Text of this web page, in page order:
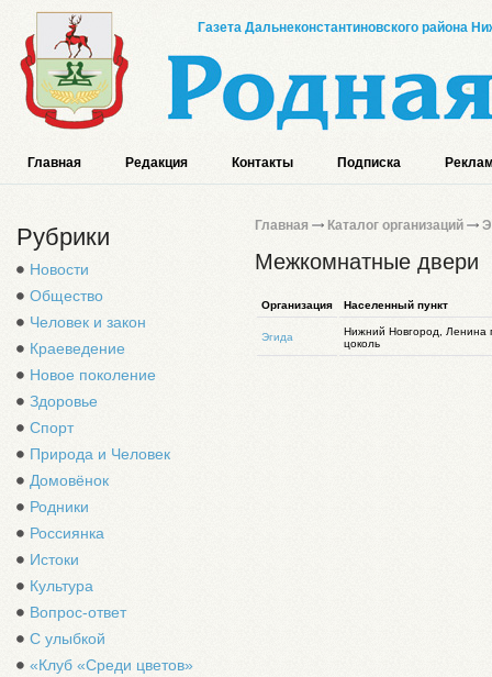
Газета Дальнеконстантиновского района
Главная Редакция Контакты Подписка
Рубрики
Новости
Общество
Человек и закон
Краеведение
Новое поколение
Здоровье
Спорт
Природа и Человек
Домовёнок
Родники
Россиянка
Истоки
Культура
Вопрос-ответ
С улыбкой
«Клуб «Среди цветов»
Главная Каталог организаций
Межкомнатные двери
Организация Населенный пункт
Эгида
Нижний Новгород, Ленина
цоколь